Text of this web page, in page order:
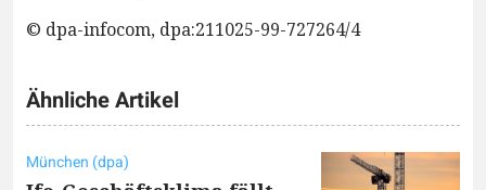
© dpa-infocom, dpa:211025-99-727264/4
Ähnliche Artikel
München (dpa)